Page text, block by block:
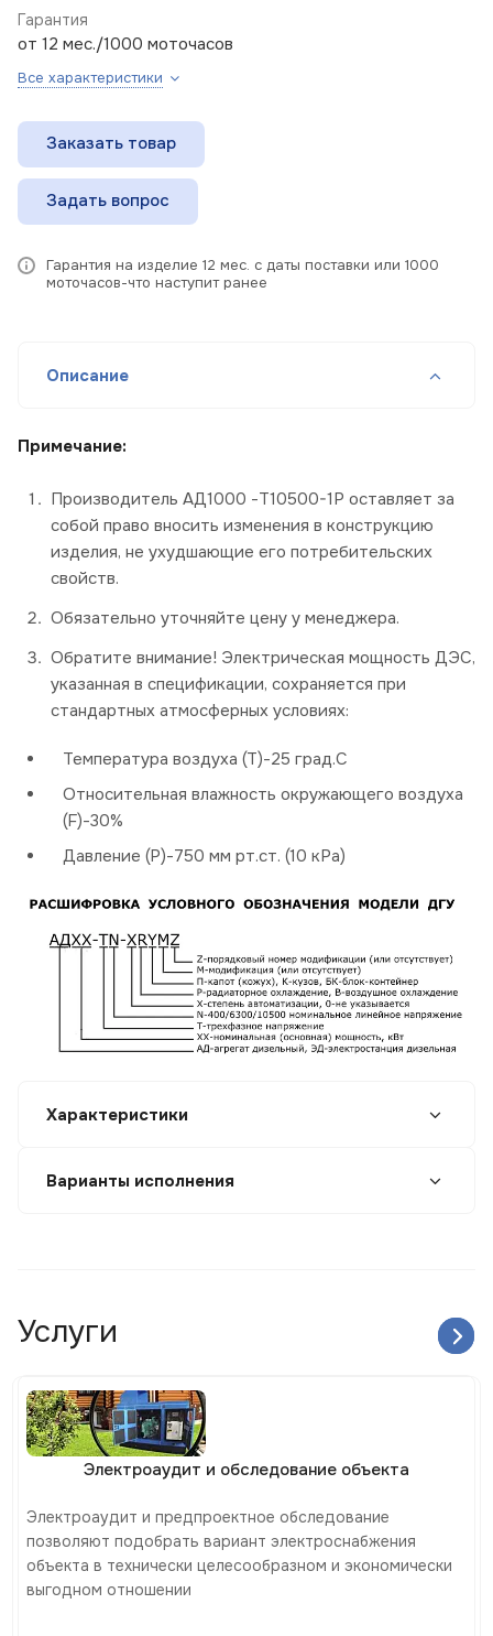
Гарантия
от 12 мес./1000 моточасов
Все характеристики
Заказать товар
Задать вопрос
Гарантия на изделие 12 мес. с даты поставки или 1000
моточасов-что наступит ранее
Описание
Примечание:
Производитель АД1000 -Т10500-1Р оставляет за
собой право вносить изменения в конструкцию
изделия, не ухудшающие его потребительских
свойств.
Обязательно уточняйте цену у менеджера.
Обратите внимание! Электрическая мощность ДЭС,
указанная в спецификации, сохраняется при
стандартных атмосферных условиях:
Температура воздуха (Т)-25 град.С
Относительная влажность окружающего воздуха
(F)-30%
Давление (P)-750 мм рт.ст. (10 кРа)
Характеристики
Варианты исполнения
Услуги
Электроаудит и обследование объекта
Электроаудит и предпроектное обследование
позволяют подобрать вариант электроснабжения
объекта в технически целесообразном и экономически
выгодном отношении